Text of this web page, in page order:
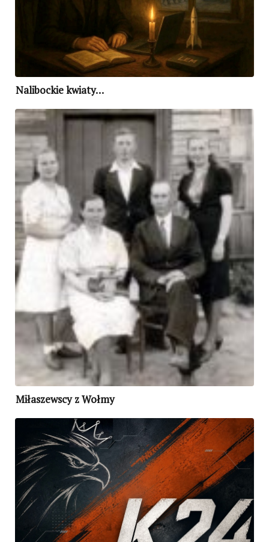
Nalibockie kwiaty…
Miłaszewscy z Wołmy